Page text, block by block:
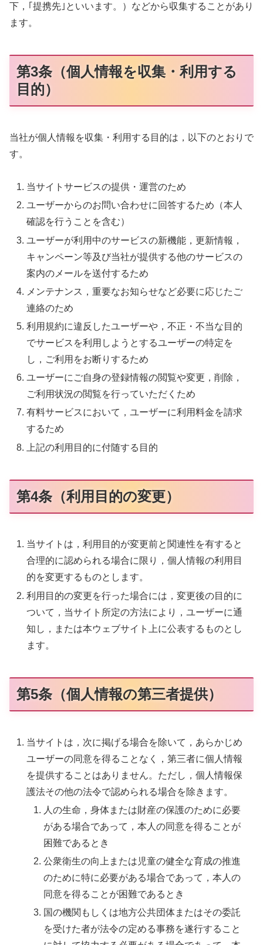
下，｢提携先｣といいます。）などから収集することがあり
ます。
第3条（個人情報を収集・利用する
目的）
当社が個人情報を収集・利用する目的は，以下のとおりで
す。
当サイトサービスの提供・運営のため
ユーザーからのお問い合わせに回答するため（本人
確認を行うことを含む）
ユーザーが利用中のサービスの新機能，更新情報，
キャンペーン等及び当社が提供する他のサービスの
案内のメールを送付するため
メンテナンス，重要なお知らせなど必要に応じたご
連絡のため
利用規約に違反したユーザーや，不正・不当な目的
でサービスを利用しようとするユーザーの特定を
し，ご利用をお断りするため
ユーザーにご自身の登録情報の閲覧や変更，削除，
ご利用状況の閲覧を行っていただくため
有料サービスにおいて，ユーザーに利用料金を請求
するため
上記の利用目的に付随する目的
第4条（利用目的の変更）
当サイトは，利用目的が変更前と関連性を有すると
合理的に認められる場合に限り，個人情報の利用目
的を変更するものとします。
利用目的の変更を行った場合には，変更後の目的に
ついて，当サイト所定の方法により，ユーザーに通
知し，または本ウェブサイト上に公表するものとし
ます。
第5条（個人情報の第三者提供）
当サイトは，次に掲げる場合を除いて，あらかじめ
ユーザーの同意を得ることなく，第三者に個人情報
を提供することはありません。ただし，個人情報保
護法その他の法令で認められる場合を除きます。
人の生命，身体または財産の保護のために必要
がある場合であって，本人の同意を得ることが
困難であるとき
公衆衛生の向上または児童の健全な育成の推進
のために特に必要がある場合であって，本人の
同意を得ることが困難であるとき
国の機関もしくは地方公共団体またはその委託
を受けた者が法令の定める事務を遂行すること